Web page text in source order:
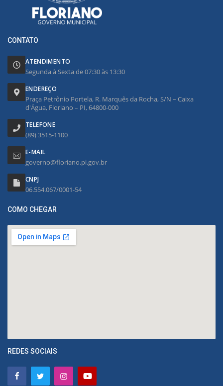
CONTATO
ATENDIMENTO
Segunda à Sexta de 07:30 às 13:30
ENDEREÇO
Praça Petrônio Portela, R. Marquês da Rocha, S/N – Caixa
d'Água, Floriano – PI, 64800-000
TELEFONE
(89) 3515-1100
E-MAIL
governo@floriano.pi.gov.br
CNPJ
06.554.067/0001-54
COMO CHEGAR
REDES SOCIAIS